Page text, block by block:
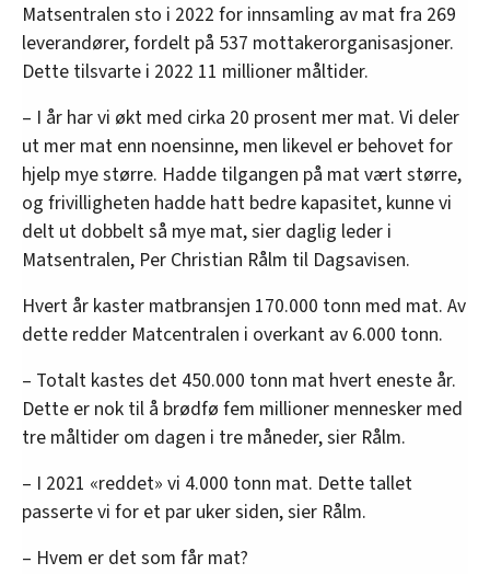
Matsentralen sto i 2022 for innsamling av mat fra 269
leverandører, fordelt på 537 mottakerorganisasjoner.
Dette tilsvarte i 2022 11 millioner måltider.
– I år har vi økt med cirka 20 prosent mer mat. Vi deler
ut mer mat enn noensinne, men likevel er behovet for
hjelp mye større. Hadde tilgangen på mat vært større,
og frivilligheten hadde hatt bedre kapasitet, kunne vi
delt ut dobbelt så mye mat, sier daglig leder i
Matsentralen, Per Christian Rålm til Dagsavisen.
Hvert år kaster matbransjen 170.000 tonn med mat. Av
dette redder Matcentralen i overkant av 6.000 tonn.
– Totalt kastes det 450.000 tonn mat hvert eneste år.
Dette er nok til å brødfø fem millioner mennesker med
tre måltider om dagen i tre måneder, sier Rålm.
– I 2021 «reddet» vi 4.000 tonn mat. Dette tallet
passerte vi for et par uker siden, sier Rålm.
– Hvem er det som får mat?